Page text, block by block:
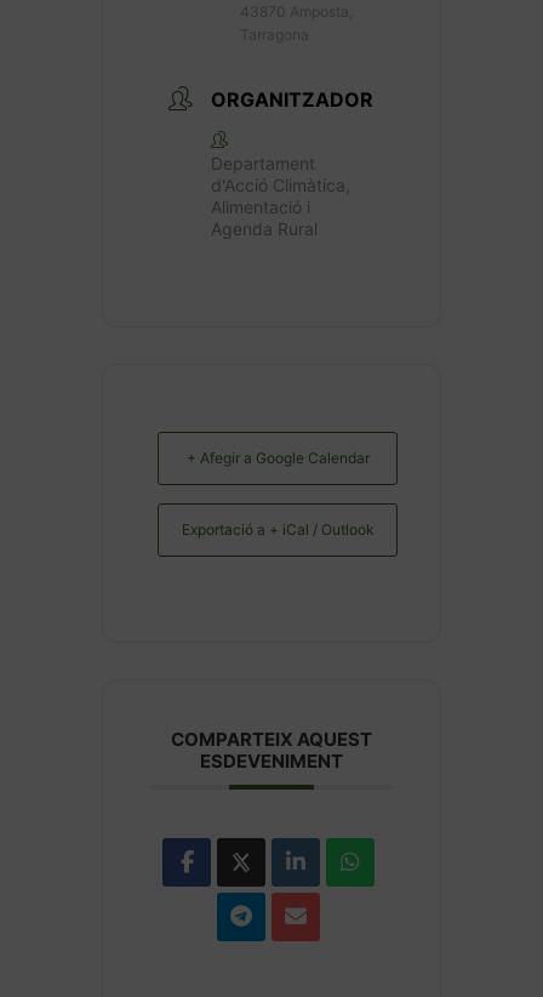
43870 Amposta,
Tarragona
ORGANITZADOR
Departament
d'Acció Climàtica,
Alimentació i
Agenda Rural
+ Afegir a Google Calendar
Exportació a + iCal / Outlook
COMPARTEIX AQUEST
ESDEVENIMENT